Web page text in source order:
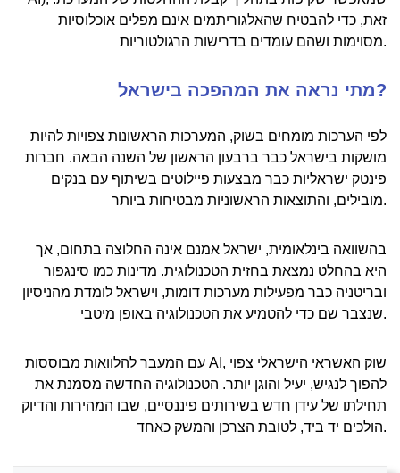
זאת, כדי להבטיח שהאלגוריתמים אינם מפלים אוכלוסיות
מסוימות ושהם עומדים בדרישות הרגולטוריות.
מתי נראה את המהפכה בישראל?
לפי הערכות מומחים בשוק, המערכות הראשונות צפויות להיות
מושקות בישראל כבר ברבעון הראשון של השנה הבאה. חברות
פינטק ישראליות כבר מבצעות פיילוטים בשיתוף עם בנקים
מובילים, והתוצאות הראשוניות מבטיחות ביותר.
בהשוואה בינלאומית, ישראל אמנם אינה החלוצה בתחום, אך
היא בהחלט נמצאת בחזית הטכנולוגית. מדינות כמו סינגפור
ובריטניה כבר מפעילות מערכות דומות, וישראל לומדת מהניסיון
שנצבר שם כדי להטמיע את הטכנולוגיה באופן מיטבי.
עם המעבר להלוואות מבוססות AI, שוק האשראי הישראלי צפוי
להפוך לנגיש, יעיל והוגן יותר. הטכנולוגיה החדשה מסמנת את
תחילתו של עידן חדש בשירותים פיננסיים, שבו המהירות והדיוק
הולכים יד ביד, לטובת הצרכן והמשק כאחד.